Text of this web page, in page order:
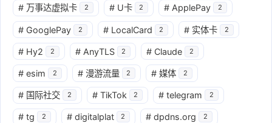
# 万事达虚拟卡 2 # U卡 2 # ApplePay 2
# GooglePay 2 # LocalCard 2 # 实体卡 2
# Hy2 2 # AnyTLS 2 # Claude 2
# esim 2 # 漫游流量 2 # 媒体 2
# 国际社交 2 # TikTok 2 # telegram 2
# tg 2 # digitalplat 2 # dpdns.org 2